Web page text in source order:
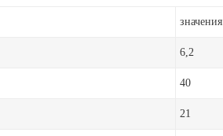
значения
6,2
40
21